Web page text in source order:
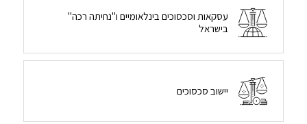
עסקאות וסכסוכים בינלאומיים ו"נחיתה רכה"
בישראל
יישוב סכסוכים